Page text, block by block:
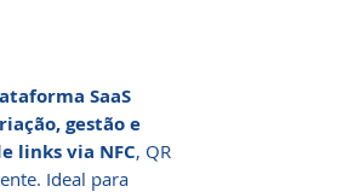
SaaS
gestão e
links via NFC, QR
Ideal para